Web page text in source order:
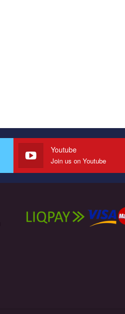
Youtube
Join us on Youtube